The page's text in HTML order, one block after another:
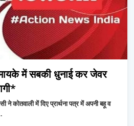
मायके में सबकी धुनाई कर जेवर
ने कोतवाली में दिए प्रार्थना पत्र में अपनी बहू व